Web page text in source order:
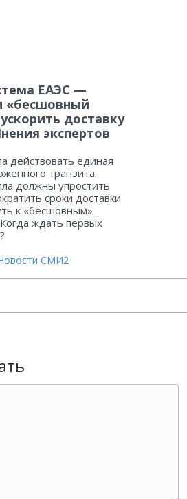
ЕАЭС —
«бесшовный
доставку
экспертов
действовать единая
транзита.
должны упростить
сроки доставки
к «бесшовным»
ждать первых
СМИ2